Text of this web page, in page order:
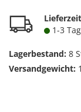
1-3
Lagerbestand: 8
Versandgewicht: